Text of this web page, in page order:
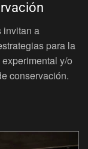
invitan a
para la
y/o
conservación.